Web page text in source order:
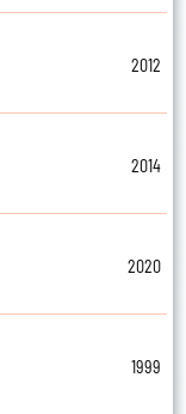
2012
2014
2020
1999